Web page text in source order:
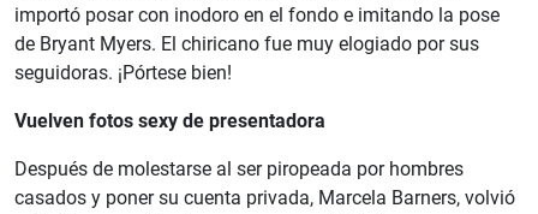
importó posar con inodoro en el fondo e imitando la pose
de Bryant Myers. El chiricano fue muy elogiado por sus
seguidoras. ¡Pórtese bien!
Vuelven fotos sexy de presentadora
Después de molestarse al ser piropeada por hombres
casados y poner su cuenta privada, Marcela Barners, volvió